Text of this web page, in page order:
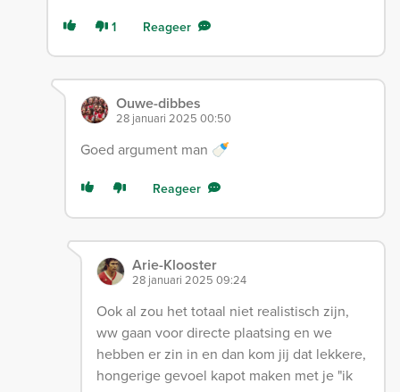
1 Reageer
Ouwe-dibbes
28 januari 2025 00:50
Goed argument man 🍼
Reageer
Arie-Klooster
28 januari 2025 09:24
Ook al zou het totaal niet realistisch zijn,
ww gaan voor directe plaatsing en we
hebben er zin in en dan kom jij dat lekkere,
hongerige gevoel kapot maken met je "ik